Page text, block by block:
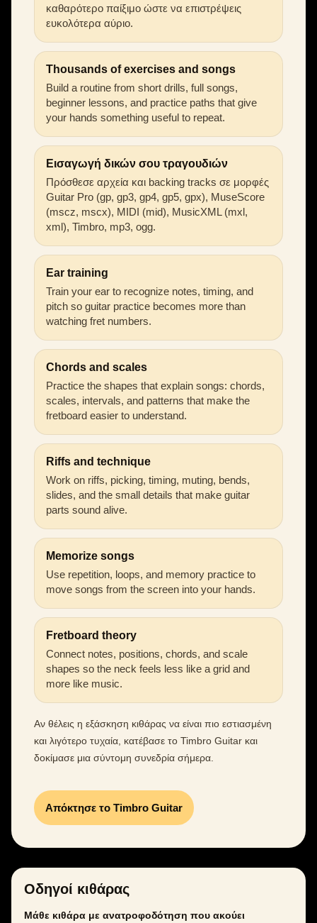
καθαρότερο παίξιμο ώστε να επιστρέψεις
ευκολότερα αύριο.
Thousands of exercises and songs
Build a routine from short drills, full songs,
beginner lessons, and practice paths that give
your hands something useful to repeat.
Εισαγωγή δικών σου τραγουδιών
Πρόσθεσε αρχεία και backing tracks σε μορφές
Guitar Pro (gp, gp3, gp4, gp5, gpx), MuseScore
(mscz, mscx), MIDI (mid), MusicXML (mxl,
xml), Timbro, mp3, ogg.
Ear training
Train your ear to recognize notes, timing, and
pitch so guitar practice becomes more than
watching fret numbers.
Chords and scales
Practice the shapes that explain songs: chords,
scales, intervals, and patterns that make the
fretboard easier to understand.
Riffs and technique
Work on riffs, picking, timing, muting, bends,
slides, and the small details that make guitar
parts sound alive.
Memorize songs
Use repetition, loops, and memory practice to
move songs from the screen into your hands.
Fretboard theory
Connect notes, positions, chords, and scale
shapes so the neck feels less like a grid and
more like music.
Αν θέλεις η εξάσκηση κιθάρας να είναι πιο εστιασμένη
και λιγότερο τυχαία, κατέβασε το Timbro Guitar και
δοκίμασε μια σύντομη συνεδρία σήμερα.
Απόκτησε το Timbro Guitar
Οδηγοί κιθάρας
Μάθε κιθάρα με ανατροφοδότηση που ακούει